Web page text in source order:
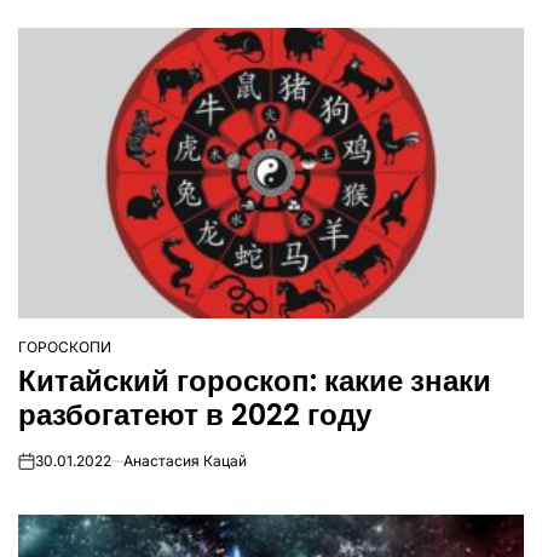
ОПУБЛІКУВАТИ
У
ГОРОСКОПИ
Китайский гороскоп: какие знаки
разбогатеют в 2022 году
on30.01.2022 Анастасия Кацай